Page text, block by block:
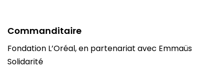
Commanditaire
Fondation L’Oréal, en partenariat avec Emmaüs
Solidarité